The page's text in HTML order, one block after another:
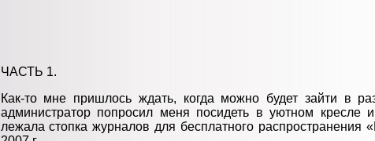
ЧАСТЬ 1.
Как-то мне пришлось ждать, когда можно будет зайти в
администратор попросил меня посидеть в уютном кресле
лежала стопка журналов для бесплатного распространения